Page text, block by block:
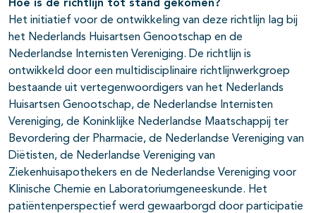
Hoe is de richtlijn tot stand gekomen?
Het initiatief voor de ontwikkeling van deze richtlijn lag bij
het Nederlands Huisartsen Genootschap en de
Nederlandse Internisten Vereniging. De richtlijn is
ontwikkeld door een multidisciplinaire richtlijnwerkgroep
bestaande uit vertegenwoordigers van het Nederlands
Huisartsen Genootschap, de Nederlandse Internisten
Vereniging, de Koninklijke Nederlandse Maatschappij ter
Bevordering der Pharmacie, de Nederlandse Vereniging van
Diëtisten, de Nederlandse Vereniging van
Ziekenhuisapothekers en de Nederlandse Vereniging voor
Klinische Chemie en Laboratoriumgeneeskunde. Het
patiëntenperspectief werd gewaarborgd door participatie